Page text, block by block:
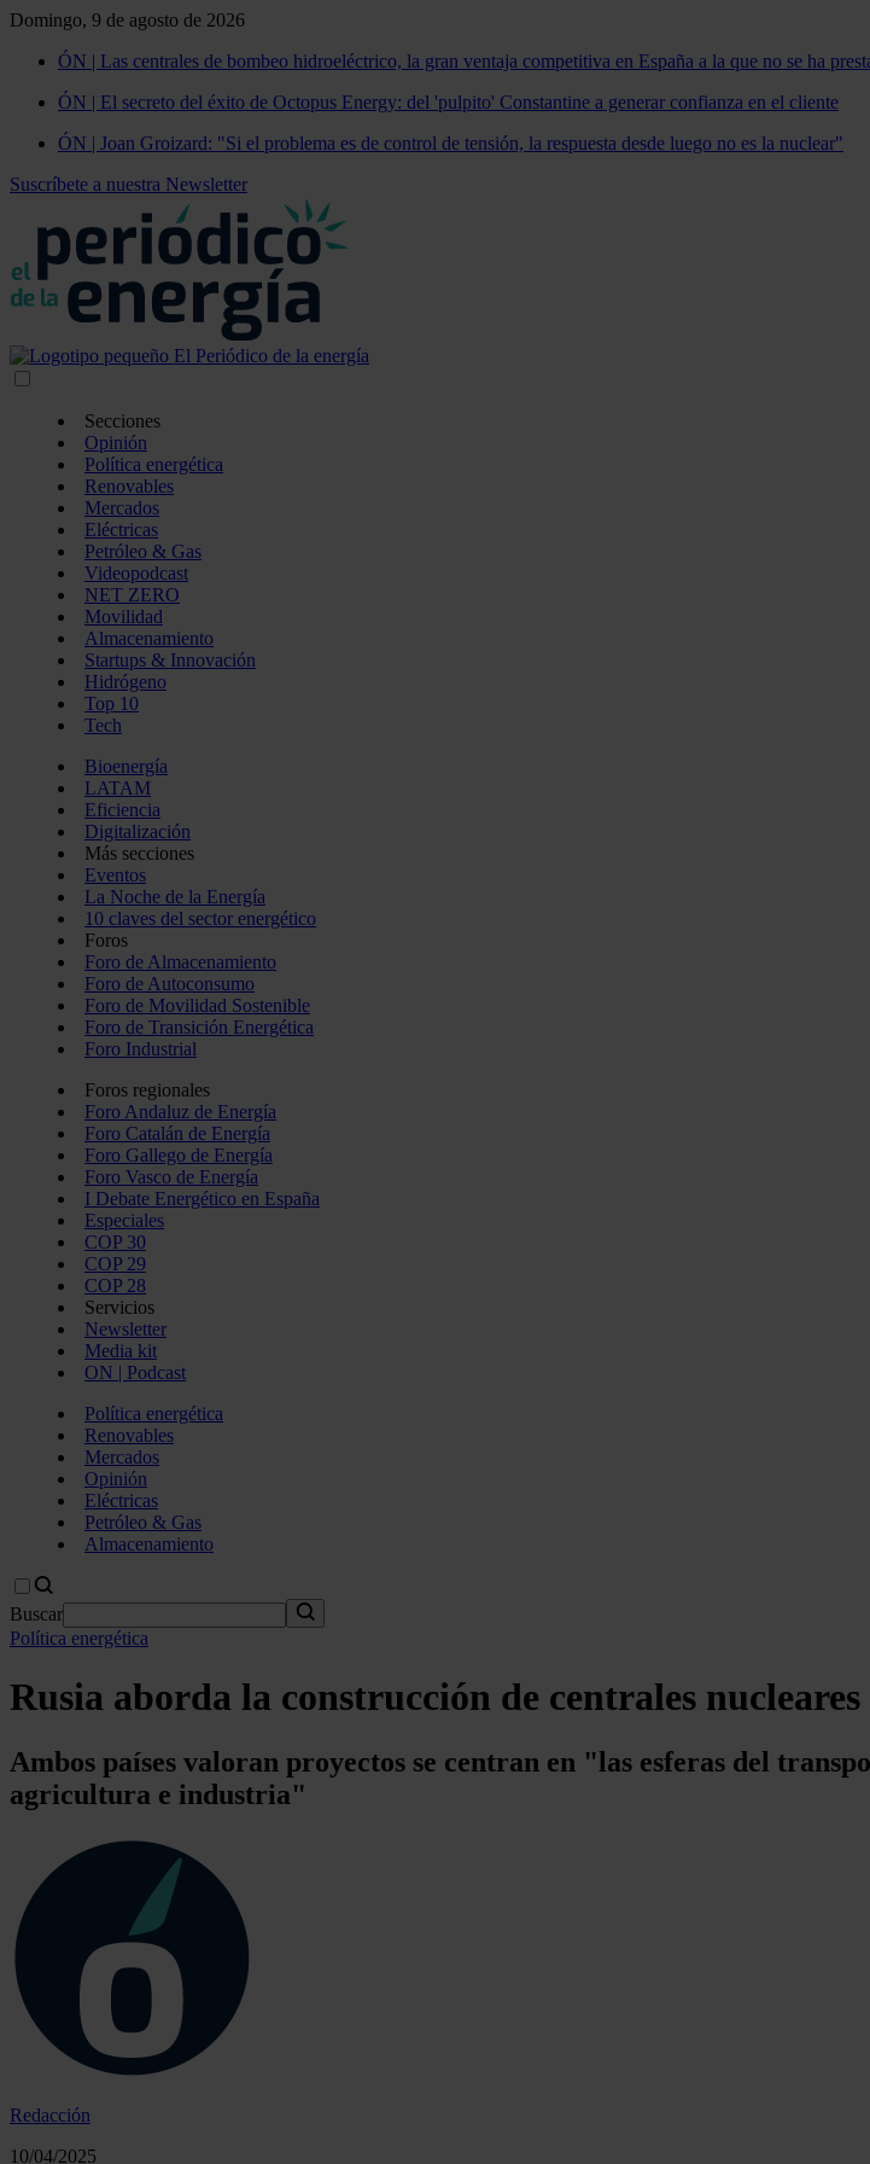
Domingo, 9 de agosto de 2026
ÓN | Las centrales de bombeo hidroeléctrico, la gran ventaja competitiva en España a la que no se ha
ÓN | El secreto del éxito de Octopus Energy: del 'pulpito' Constantine a generar confianza en el cliente
ÓN | Joan Groizard: "Si el problema es de control de tensión, la respuesta desde luego no es la nuclear"
Suscríbete a nuestra Newsletter
Secciones
Opinión
Política energética
Renovables
Mercados
Eléctricas
Petróleo & Gas
Videopodcast
NET ZERO
Movilidad
Almacenamiento
Startups & Innovación
Hidrógeno
Top 10
Tech
Bioenergía
LATAM
Eficiencia
Digitalización
Más secciones
Eventos
La Noche de la Energía
10 claves del sector energético
Foros
Foro de Almacenamiento
Foro de Autoconsumo
Foro de Movilidad Sostenible
Foro de Transición Energética
Foro Industrial
Foros regionales
Foro Andaluz de Energía
Foro Catalán de Energía
Foro Gallego de Energía
Foro Vasco de Energía
I Debate Energético en España
Especiales
COP 30
COP 29
COP 28
Servicios
Newsletter
Media kit
ON | Podcast
Política energética
Renovables
Mercados
Opinión
Eléctricas
Petróleo & Gas
Almacenamiento
Buscar
Política energética
Rusia aborda la construcción de centrales
Ambos países valoran proyectos se centran en "las esferas del
agricultura e industria"
Redacción
10/04/2025